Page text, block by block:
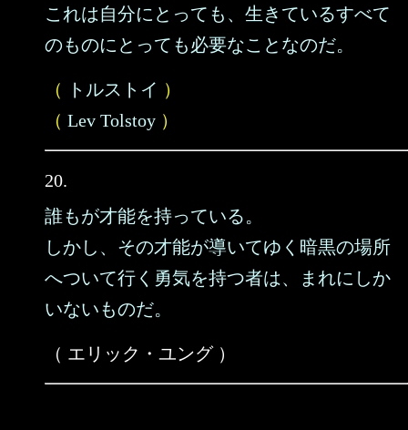
これは自分にとっても、生きているすべて
のものにとっても必要なことなのだ。
（ トルストイ ）
（ Lev Tolstoy ）
20.
誰もが才能を持っている。
しかし、その才能が導いてゆく暗黒の場所
へついて行く勇気を持つ者は、まれにしか
いないものだ。
（ エリック・ユング ）